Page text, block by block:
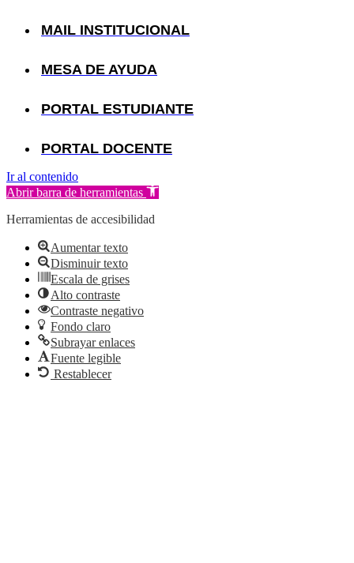
MAIL INSTITUCIONAL
MESA DE AYUDA
PORTAL ESTUDIANTE
PORTAL DOCENTE
Ir al contenido
Abrir barra de herramientas
Herramientas de accesibilidad
Aumentar texto
Disminuir texto
Escala de grises
Alto contraste
Contraste negativo
Fondo claro
Subrayar enlaces
Fuente legible
Restablecer